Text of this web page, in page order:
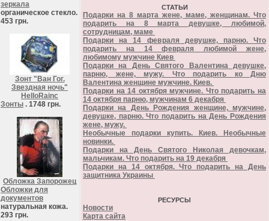
зеркала
органическое стекло.
453 грн.
Зонт "Ван Гог.
Звездная ночь"
HelloRainc
Зонты . 1748 грн.
Обложка Запорожец
Обложки для
документов
натуральная кожа.
293 грн.
СТАТЬИ
Подарки на 8 марта жене, маме, женщинам. Что
подарить на 8 марта девушке, любимой,
сотрудницам, маме
Подарки на 14 февраля девушке, парню. Что
подарить на 14 февраля любимой жене,
любимому мужчине Киев
Подарки на День Святого Валентина девушке,
парню, жене, мужу. Что подарить ко Дню
Валентина женщине мужчине. Киев.
Подарки на 14 октября мужчине. Что подарить на
14 октября парню, мужчинам 6 декабря
Подарки на День Рождения женщине, мужчине,
девушке, парню. Что подарить на День Рождения
жене, мужу.
Необычные подарки купить. Киев. Необычные
новинки.
Подарки на День Святого Николая девочкам,
мальчикам. Что подарить на 19 декабря
Подарки на 14 октября. Что подарить на День
защитника Украины
РЕСУРСЫ
Новости
Карта сайта